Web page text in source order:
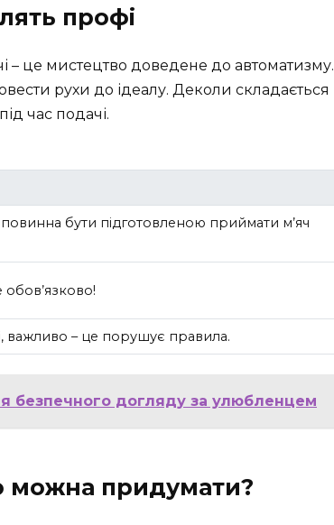
профі
– це мистецтво доведене до автоматизму.
рухи до ідеалу. Деколи складається
час подачі.
бути підготовленою приймати м’яч
обов’язково!
важливо – це порушує правила.
безпечного догляду за улюбленцем
можна придумати?